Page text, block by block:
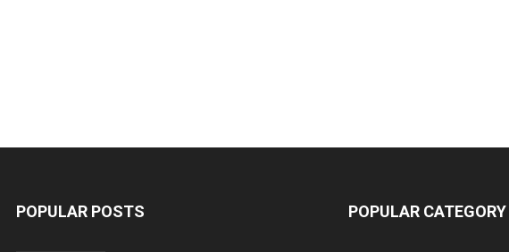
POPULAR POSTS POPULAR CATEGORY